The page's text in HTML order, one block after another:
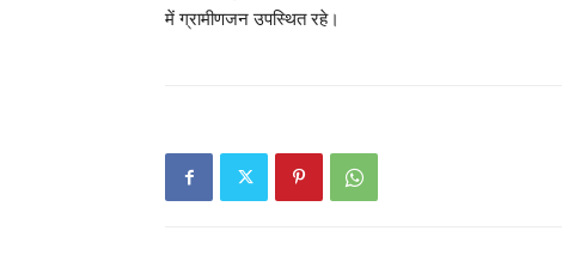
में ग्रामीणजन उपस्थित रहे।